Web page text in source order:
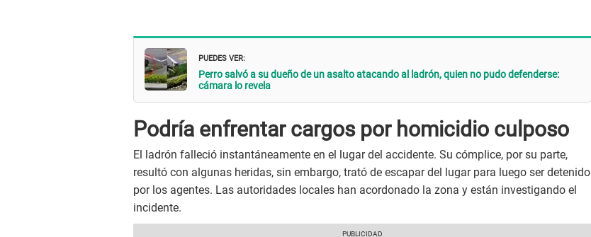
PUEDES VER:
Perro salvó a su dueño de un asalto atacando al ladrón, quien no pudo defenderse:
cámara lo revela
Podría enfrentar cargos por homicidio culposo
El ladrón falleció instantáneamente en el lugar del accidente. Su cómplice, por su parte,
resultó con algunas heridas, sin embargo, trató de escapar del lugar para luego ser detenido
por los agentes. Las autoridades locales han acordonado la zona y están investigando el
incidente.